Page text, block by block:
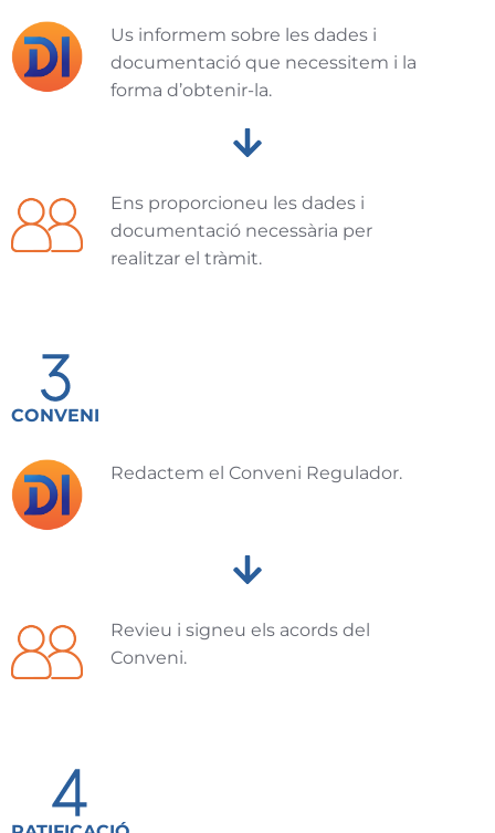
Us informem sobre les dades i
documentació que necessitem i la
forma d’obtenir-la.
Ens proporcioneu les dades i
documentació necessària per
realitzar el tràmit.
CONVENI
Redactem el Conveni Regulador.
Revieu i signeu els acords del
Conveni.